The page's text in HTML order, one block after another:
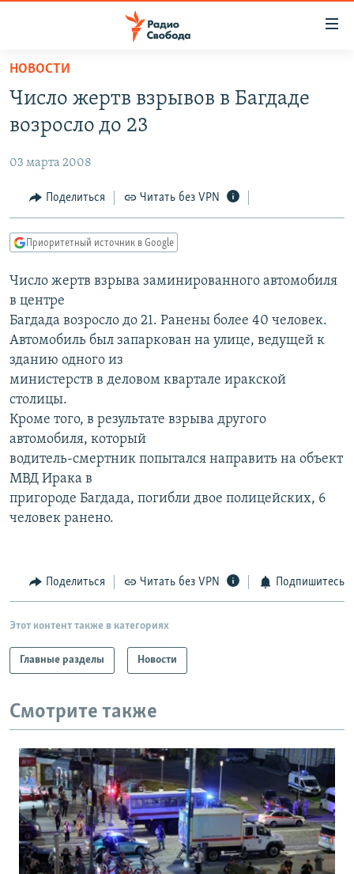
упрощенного
доступа
основному
Вернутся
главной
навигации
Вернутся
поиску
АВТОРСКИЕ ПРОЕКТЫ
ЦИТАТЫ СВОБОДЫ
МНЕНИЯ
IDEL.РЕАЛИИ
КАВКАЗ.РЕАЛИИ
СЕВЕР.РЕАЛИИ
СИБИРЬ.РЕАЛИИ
РАСПИСАНИЕ ВЕЩАНИЯ
ПОДПИШИТЕСЬ НА РАССЫЛКУ
СОЦИАЛЬНЫЕ СЕТИ
НОВОСТИ
Число жертв взрывов в Багдаде
возросло до 23
03 марта 2008
Поделиться Читать без VPN
Приоритетный источник в Google
Число жертв взрыва заминированного автомобиля
в центре
Багдада возросло до 21. Ранены более 40 человек.
Автомобиль был запаркован на улице, ведущей к
зданию одного из
министерств в деловом квартале иракской
столицы.
Кроме того, в результате взрыва другого
автомобиля, который
водитель-смертник попытался направить на объект
МВД Ирака в
пригороде Багдада, погибли двое полицейских, 6
человек ранено.
Поделиться Читать без VPN Подпишитесь
Этот контент также в категориях
Главные разделы Новости
Смотрите также